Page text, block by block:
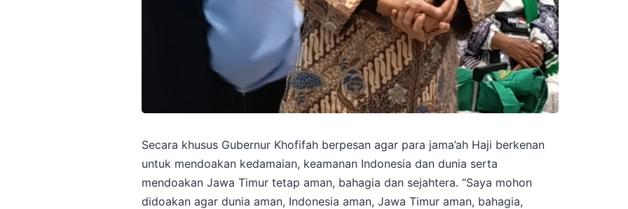
Secara khusus Gubernur Khofifah berpesan agar para jama’ah Haji berkenan
untuk mendoakan kedamaian, keamanan Indonesia dan dunia serta
mendoakan Jawa Timur tetap aman, bahagia dan sejahtera. “Saya mohon
didoakan agar dunia aman, Indonesia aman, Jawa Timur aman, bahagia,